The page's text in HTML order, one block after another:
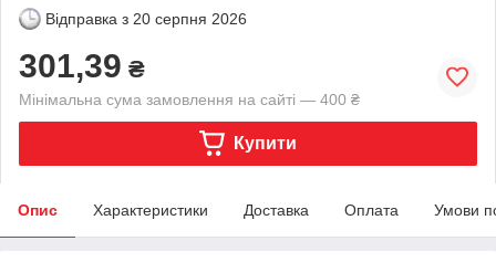
Відправка з 20 серпня 2026
301,39 ₴
Мінімальна сума замовлення на сайті — 400 ₴
Купити
Опис Характеристики Доставка Оплата Умови